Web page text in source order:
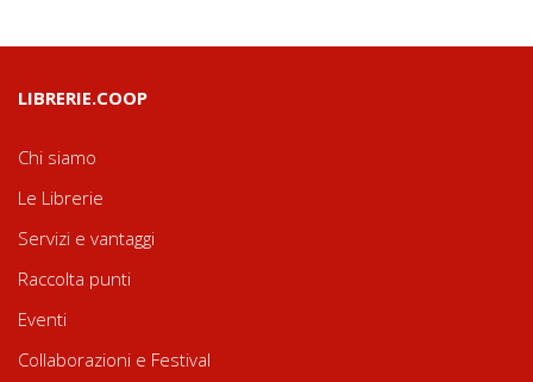
LIBRERIE.COOP
Chi siamo
Le Librerie
Servizi e vantaggi
Raccolta punti
Eventi
Collaborazioni e Festival